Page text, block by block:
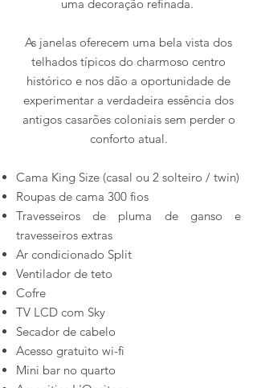
uma decoração refinada.
As janelas oferecem uma bela vista dos
telhados típicos do charmoso centro
histórico e nos dão a oportunidade de
experimentar a verdadeira essência dos
antigos casarões coloniais sem perder o
conforto atual.
Cama King Size (casal ou 2 solteiro / twin)
Roupas de cama 300 fios
Travesseiros de pluma de ganso e
travesseiros extras
Ar condicionado Split
Ventilador de teto
Cofre
TV LCD com Sky
Secador de cabelo
Acesso gratuito wi-fi
Mini bar no quarto